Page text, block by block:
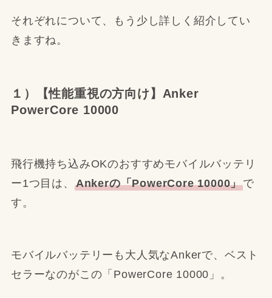
それぞれについて、もう少し詳しく紹介してい
きますね。
１）【性能重視の方向け】Anker
PowerCore 10000
飛行機持ち込みOKのおすすめモバイルバッテリ
ー1つ目は、 Ankerの「PowerCore 10000」で
す。
モバイルバッテリーも大人気なAnkerで、ベスト
セラーなのがこの「PowerCore 10000」。